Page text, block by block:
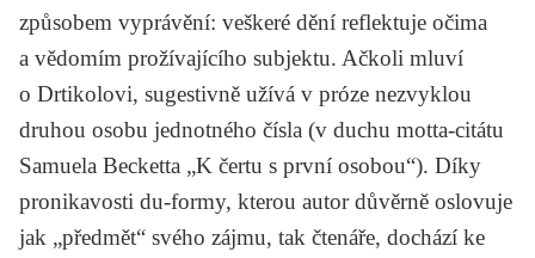
způsobem vyprávění: veškeré dění reflektuje očima
a vědomím prožívajícího subjektu. Ačkoli mluví
o Drtikolovi, sugestivně užívá v próze nezvyklou
druhou osobu jednotného čísla (v duchu motta-citátu
Samuela Becketta „K čertu s první osobou“). Díky
pronikavosti du-formy, kterou autor důvěrně oslovuje
jak „předmět“ svého zájmu, tak čtenáře, dochází ke